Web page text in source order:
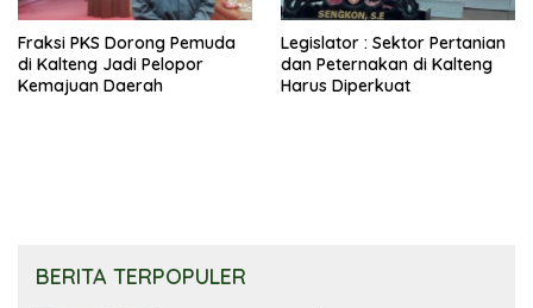
Fraksi PKS Dorong Pemuda
di Kalteng Jadi Pelopor
Kemajuan Daerah
Legislator : Sektor Pertanian
dan Peternakan di Kalteng
Harus Diperkuat
BERITA TERPOPULER